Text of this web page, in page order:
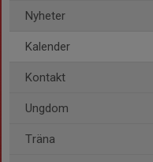
Nyheter
Kalender
Kontakt
Ungdom
Träna